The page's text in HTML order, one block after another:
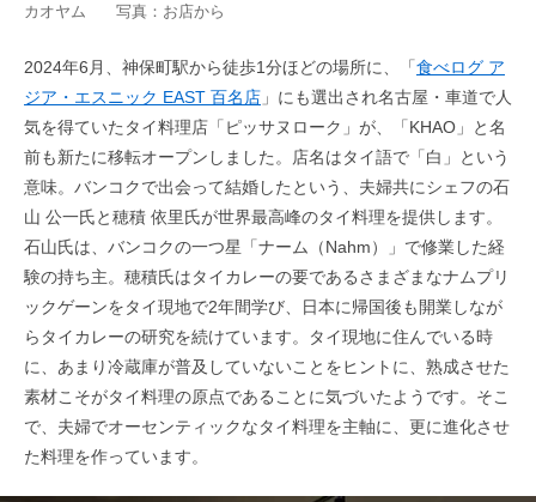
カオヤム 写真：お店から
2024年6月、神保町駅から徒歩1分ほどの場所に、「食べログ ア
ジア・エスニック EAST 百名店 」にも選出され名古屋・車道で人
気を得ていたタイ料理店「ピッサヌローク」が、「KHAO」と名
前も新たに移転オープンしました。店名はタイ語で「白」という
意味。バンコクで出会って結婚したという、夫婦共にシェフの石
山 公一氏と穂積 依里氏が世界最高峰のタイ料理を提供します。
石山氏は、バンコクの一つ星「ナーム（Nahm）」で修業した経
験の持ち主。穂積氏はタイカレーの要であるさまざまなナムプリ
ックゲーンをタイ現地で2年間学び、日本に帰国後も開業しなが
らタイカレーの研究を続けています。タイ現地に住んでいる時
に、あまり冷蔵庫が普及していないことをヒントに、熟成させた
素材こそがタイ料理の原点であることに気づいたようです。そこ
で、夫婦でオーセンティックなタイ料理を主軸に、更に進化させ
た料理を作っています。